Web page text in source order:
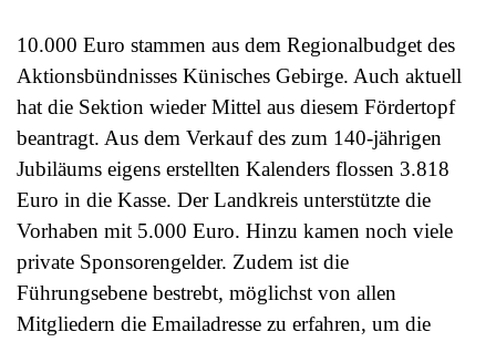
10.000 Euro stammen aus dem Regionalbudget des
Aktionsbündnisses Künisches Gebirge. Auch aktuell
hat die Sektion wieder Mittel aus diesem Fördertopf
beantragt. Aus dem Verkauf des zum 140-jährigen
Jubiläums eigens erstellten Kalenders flossen 3.818
Euro in die Kasse. Der Landkreis unterstützte die
Vorhaben mit 5.000 Euro. Hinzu kamen noch viele
private Sponsorengelder. Zudem ist die
Führungsebene bestrebt, möglichst von allen
Mitgliedern die Emailadresse zu erfahren, um die